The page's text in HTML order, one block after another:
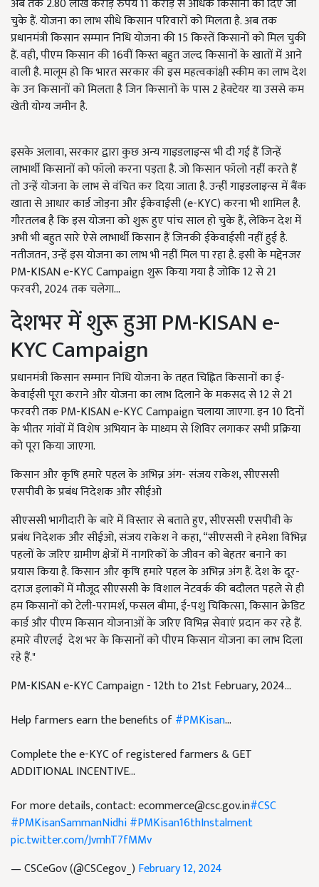
अब तक 2.80 लाख करोड़ रुपये 11 करोड़ से अधिक किसानों को दिए जा
चुके हैं. योजना का लाभ सीधे किसान परिवारों को मिलता है. अब तक
प्रधानमंत्री किसान सम्मान निधि योजना की 15 किस्‍तें किसानों को मिल चुकी
हैं. वही, पीएम किसान की 16वीं किस्त बहुत जल्द किसानों के खातों में आने
वाली है. मालूम हो कि भारत सरकार की इस महत्वकांक्षी स्कीम का लाभ देश
के उन किसानों को मिलता है जिन किसानों के पास 2 हेक्टेयर या उससे कम
खेती योग्य जमीन है.
इसके अलावा, सरकार द्वारा कुछ अन्य गाइडलाइन्स भी दी गई हैं जिन्हें
लाभार्थी किसानों को फॉलो करना पड़ता है. जो किसान फॉलो नहीं करते हैं
तो उन्हें योजना के लाभ से वंचित कर दिया जाता है. उन्हीं गाइडलाइन्स में बैंक
खाता से आधार कार्ड जोड़ना और ईकेवाईसी (e-KYC) करना भी शामिल है.
गौरतलब है कि इस योजना को शुरू हुए पांच साल हो चुके हैं, लेकिन देश में
अभी भी बहुत सारे ऐसे लाभार्थी किसान हैं जिनकी ईकेवाईसी नहीं हुई है.
नतीजतन, उन्हें इस योजना का लाभ भी नहीं मिल पा रहा है. इसी के मद्देनजर
PM-KISAN e-KYC Campaign शुरू किया गया है जोकि 12 से 21
फरवरी, 2024 तक चलेगा...
देशभर में शुरू हुआ PM-KISAN e-
KYC Campaign
प्रधानमंत्री किसान सम्मान निधि योजना के तहत चिह्नित किसानों का ई-
केवाईसी पूरा कराने और योजना का लाभ दिलाने के मकसद से 12 से 21
फरवरी तक PM-KISAN e-KYC Campaign चलाया जाएगा. इन 10 दिनों
के भीतर गांवों में विशेष अभियान के माध्यम से शिविर लगाकर सभी प्रक्रिया
को पूरा किया जाएगा.
किसान और कृषि हमारे पहल के अभिन्न अंग- संजय राकेश, सीएससी
एसपीवी के प्रबंध निदेशक और सीईओ
सीएससी भागीदारी के बारे में विस्तार से बताते हुए, सीएससी एसपीवी के
प्रबंध निदेशक और सीईओ, संजय राकेश ने कहा, “सीएससी ने हमेशा विभिन्न
पहलों के जरिए ग्रामीण क्षेत्रों में नागरिकों के जीवन को बेहतर बनाने का
प्रयास किया है. किसान और कृषि हमारे पहल के अभिन्न अंग हैं. देश के दूर-
दराज इलाकों में मौजूद सीएससी के विशाल नेटवर्क की बदौलत पहले से ही
हम किसानों को टेली-परामर्श, फसल बीमा, ई-पशु चिकित्सा, किसान क्रेडिट
कार्ड और पीएम किसान योजनाओं के जरिए विभिन्न सेवाएं प्रदान कर रहे हैं.
हमारे वीएलई देश भर के किसानों को पीएम किसान योजना का लाभ दिला
रहे हैं."
PM-KISAN e-KYC Campaign - 12th to 21st February, 2024...
Help farmers earn the benefits of#PMKisan...
Complete the e-KYC of registered farmers & GET
ADDITIONAL INCENTIVE...
For more details, contact:ecommerce@csc.gov.in#CSC
#PMKisanSammanNidhi#PMKisan16thInstalment
pic.twitter.com/JvmhT7fMMv
— CSCeGov (@CSCegov_) February 12, 2024